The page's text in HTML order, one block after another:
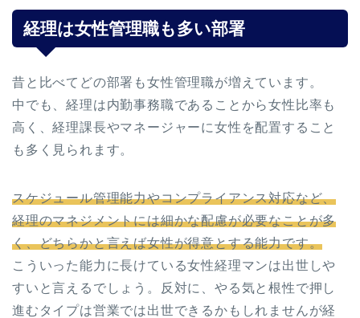
経理は女性管理職も多い部署
昔と比べてどの部署も女性管理職が増えています。
中でも、経理は内勤事務職であることから女性比率も
高く、経理課長やマネージャーに女性を配置すること
も多く見られます。
スケジュール管理能力やコンプライアンス対応など、
経理のマネジメントには細かな配慮が必要なことが多
く、どちらかと言えば女性が得意とする能力です。
こういった能力に長けている女性経理マンは出世しや
すいと言えるでしょう。反対に、やる気と根性で押し
進むタイプは営業では出世できるかもしれませんが経